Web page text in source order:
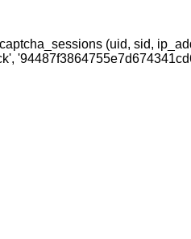
(uid, sid,